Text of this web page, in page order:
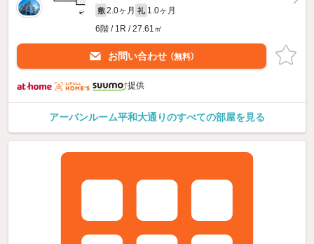
敷 2.0ヶ月 礼 1.0ヶ月
6階 / 1R / 27.61㎡
お問い合わせ （無料）
提供
アーバンルーム平和大通りのすべての部屋を見る